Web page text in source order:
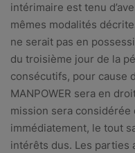
intérimaire est tenu
mêmes modalités
ne serait pas en
du troisième jour de la
consécutifs, pour cause
MANPOWER sera en
mission sera
immédiatement, le tout
intérêts dus. Les parties